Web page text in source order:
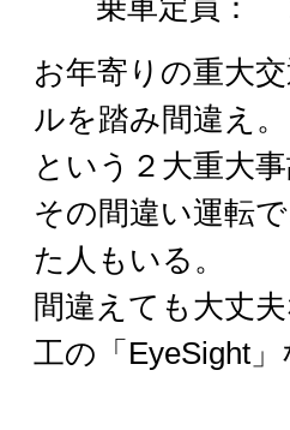
乗車定員：
お年寄りの重大
ルを踏み間違え
という２大重大事
その間違い運転
た人もいる。
間違えても大丈
工の「EyeSight